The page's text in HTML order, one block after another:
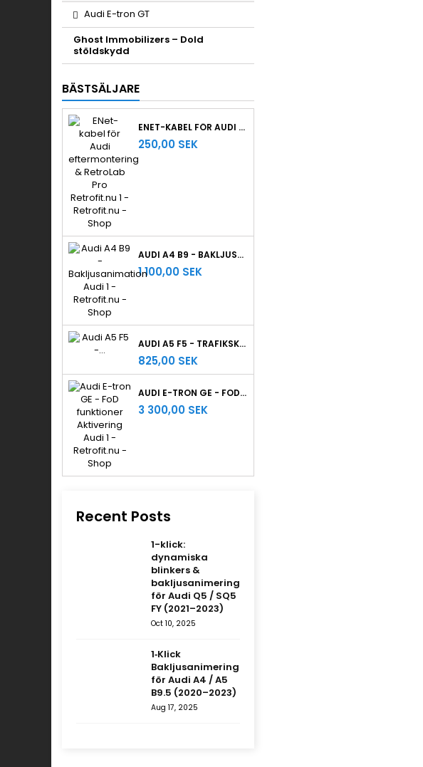
Audi E-tron GT
Ghost Immobilizers – Dold
stöldskydd
BÄSTSÄLJARE
ENET-KABEL FÖR AUDI EFTERMONTERING & RETROLAB PRO
250,00 SEK
AUDI A4 B9 - BAKLJUSANIMATION
1 100,00 SEK
AUDI A5 F5 - TRAFIKSKYLTIGENKÄNNING
825,00 SEK
AUDI E-TRON GE - FOD FUNKTIONER AKTIVERING
3 300,00 SEK
Recent Posts
1-klick:
dynamiska
blinkers &
bakljusanimering
för Audi Q5 / SQ5
FY (2021–2023)
Oct 10, 2025
1‑Klick
Bakljusanimering
för Audi A4 / A5
B9.5 (2020–2023)
Aug 17, 2025